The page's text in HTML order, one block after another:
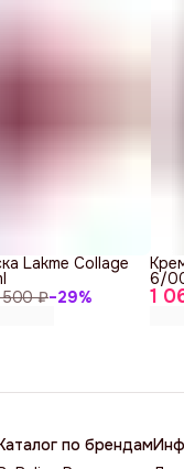
500 ₽−29%
Lakme Collage
1
6/
по брендам